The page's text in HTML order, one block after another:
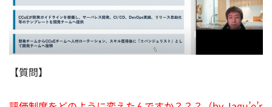
【質問】